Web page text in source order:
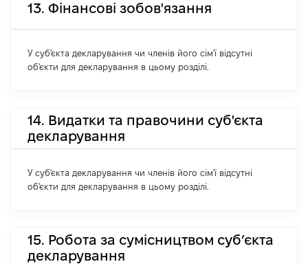
13. Фінансові зобов'язання
У суб'єкта декларування чи членів його сім'ї відсутні
об'єкти для декларування в цьому розділі.
14. Видатки та правочини суб'єкта
декларування
У суб'єкта декларування чи членів його сім'ї відсутні
об'єкти для декларування в цьому розділі.
15. Робота за сумісництвом суб’єкта
декларування